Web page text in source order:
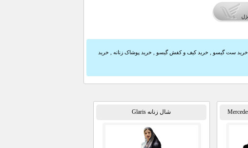
خرید ست گیسو خرید کیف و کفش گیسو خرید پوشاک زنانه
خرید
شال زنانه Glaris